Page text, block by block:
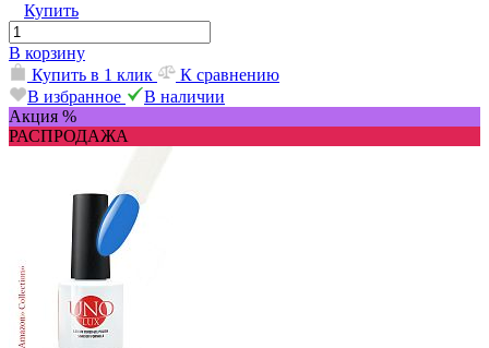
Купить
В корзину
Купить в 1 клик
К сравнению
В избранное
В наличии
Акция %
РАСПРОДАЖА